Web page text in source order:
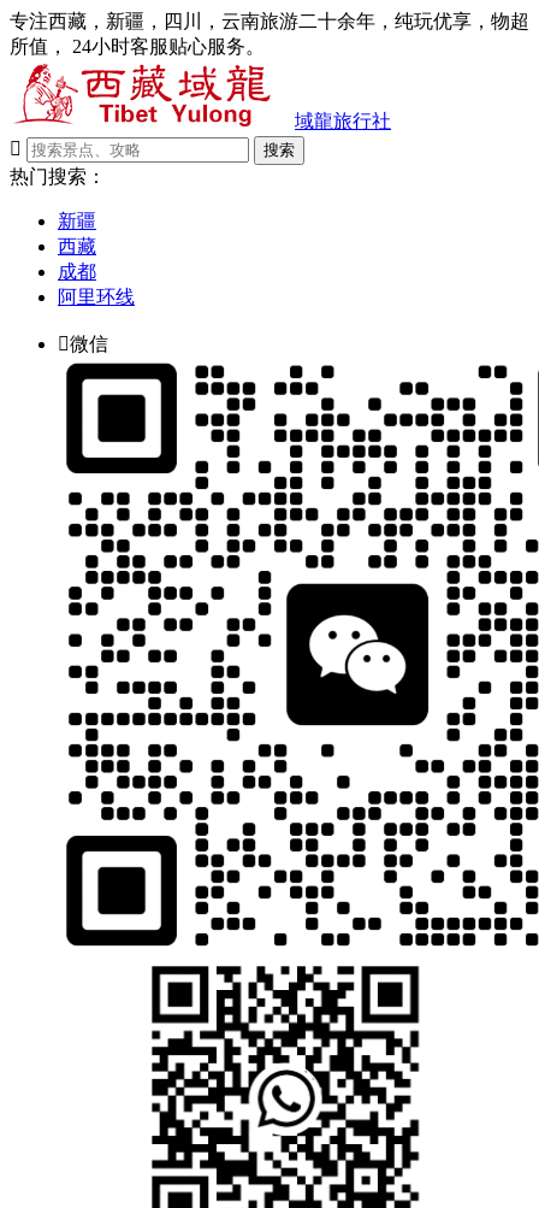
专注西藏，新疆，四川，云南旅游二十余年，纯玩优享，物超
所值， 24小时客服贴心服务。
域龍旅行社

搜索
热门搜索：
新疆
西藏
成都
阿里环线
微信